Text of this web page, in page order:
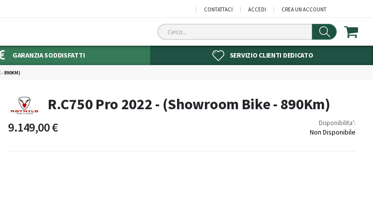
CONTATTACI ACCEDI CREA UN ACCOUNT
Cerca
GARANZIA SODDISFATTI SERVIZIO CLIENTI DEDICATO
- 890KM)
R.C750 Pro 2022 - (Showroom Bike - 890Km)
9.149,00 € Disponibilita':
Non Disponibile